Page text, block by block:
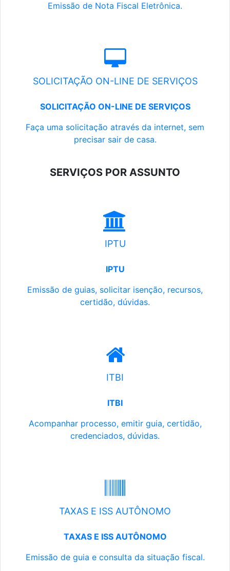
Emissão de Nota Fiscal Eletrônica.
SOLICITAÇÃO ON-LINE DE SERVIÇOS
SOLICITAÇÃO ON-LINE DE SERVIÇOS
Faça uma solicitação através da internet, sem
precisar sair de casa.
SERVIÇOS POR ASSUNTO
IPTU
IPTU
Emissão de guias, solicitar isenção, recursos,
certidão, dúvidas.
ITBI
ITBI
Acompanhar processo, emitir guia, certidão,
credenciados, dúvidas.
TAXAS E ISS AUTÔNOMO
TAXAS E ISS AUTÔNOMO
Emissão de guia e consulta da situação fiscal.